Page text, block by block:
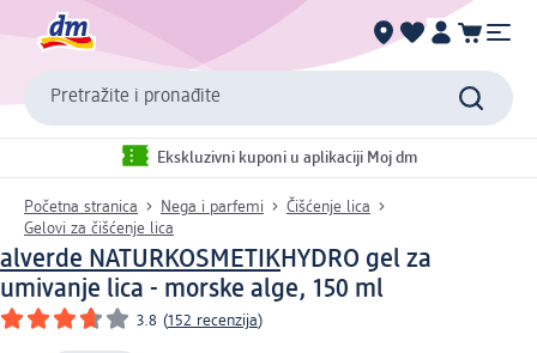
Pretražite i pronađite
Ekskluzivni kuponi u aplikaciji Moj dm
Početna stranica Nega i parfemi
Čišćenje lica
Gelovi za čišćenje lica
alverde NATURKOSMETIKHYDRO gel za
umivanje lica - morske alge, 150 ml
3.8 (152 recenzija)